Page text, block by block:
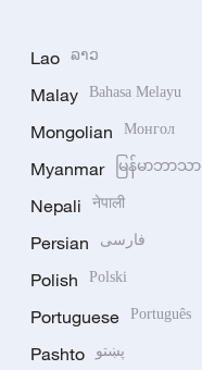
Lao ລາວ
Malay Bahasa Melayu
Mongolian Монгол
Myanmar မြန်မာဘာသာ
Nepali नेपाली
Persian فارسی
Polish Polski
Portuguese Português
Pashto پښتو